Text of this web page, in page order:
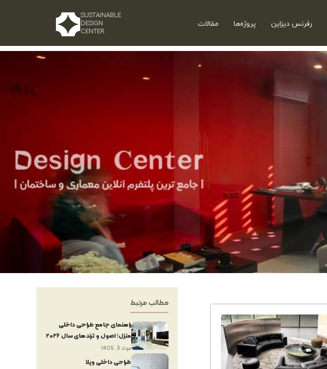
SUSTAINABLE
DESIGN
CENTER
رفرنس دیزاین پروژه‌ها مقالات
مطالب مرتبط
راهنمای جامع طراحی داخلی
منزل؛ اصول و ترندهای سال ۲۰۲۶
مرداد 3, 1405
طراحی داخلی ویلا